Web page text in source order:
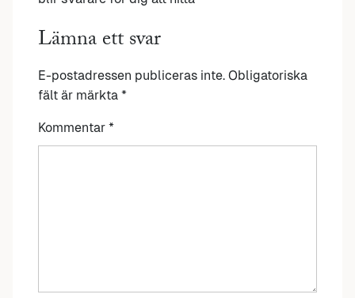
Lämna ett svar
E-postadressen publiceras inte. Obligatoriska
fält är märkta *
Kommentar *